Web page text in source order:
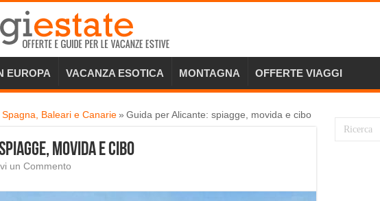
EUROPA VACANZA ESOTICA MONTAGNA OFFERTE VIAGGI
Spagna, Baleari e Canarie » Guida per Alicante: spiagge, movida e cibo
movida e cibo
un Commento